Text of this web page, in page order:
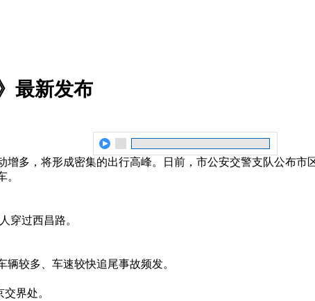
最新发布
多，将形成密集的出行高峰。日前，市公安交警支队公布
。
穿过西昌路。
较多、车速较快追尾事故频发。
界处。